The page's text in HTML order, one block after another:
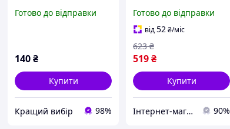
ремені для штанів
Готово до відправки
140₴
Купити
Кращий вибір 98%
чорний
Готово до відправки
від52 ₴/міс
519₴
623 ₴
Купити
Інтернет-магазин спортивного харчування та товарів для фітнесу Protein Lounge 90%